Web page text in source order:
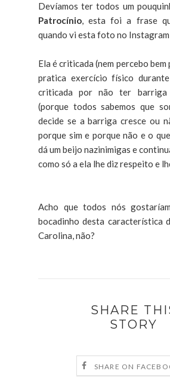
Devíamos ter todos um
Patrocínio, esta foi a frase
quando vi esta foto no
Ela é criticada (nem percebo
pratica exercício físico
criticada por não ter barriga
(porque todos sabemos que
decide se a barriga cresce ou
porque sim e porque não e o
dá um beijo nazinimigas e
como só a ela lhe diz respeito e
Acho que todos nós
bocadinho desta característica
Carolina, não?
SHARE
STORY
SHARE ON